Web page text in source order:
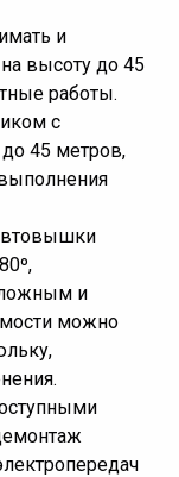
и
высоту до 45
работы.
с
45 метров,
и
можно